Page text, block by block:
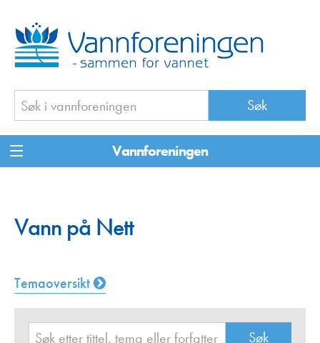
Vannforeningen
Vann på Nett
Temaoversikt